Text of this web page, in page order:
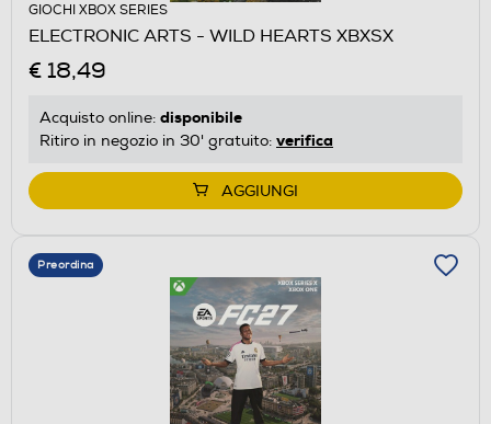
GIOCHI XBOX SERIES
ELECTRONIC ARTS - WILD HEARTS XBXSX
€ 18,49
Acquisto online: disponibile
Ritiro in negozio in 30' gratuito: verifica
AGGIUNGI
Preordina